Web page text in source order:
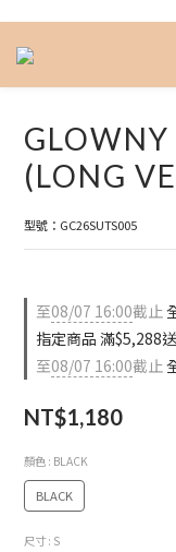
GLOWNY
(LONG
型號：GC26SUTS005
至08/07 16:00截止
指定商品 滿$5,288
至08/07 16:00截止
NT$1,180
顏色 : BLACK
BLACK
尺寸 : S